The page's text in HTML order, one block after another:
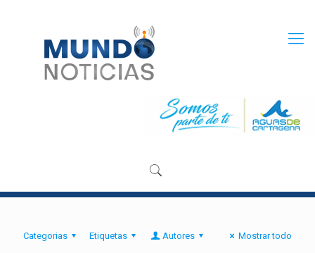
Categorias Etiquetas Autores Mostrar todo